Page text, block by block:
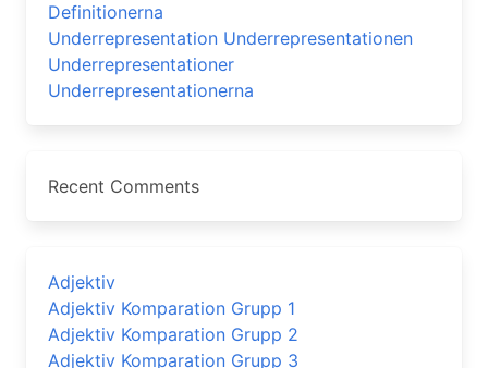
Definitionerna
Underrepresentation Underrepresentationen
Underrepresentationer
Underrepresentationerna
Recent Comments
Adjektiv
Adjektiv Komparation Grupp 1
Adjektiv Komparation Grupp 2
Adjektiv Komparation Grupp 3